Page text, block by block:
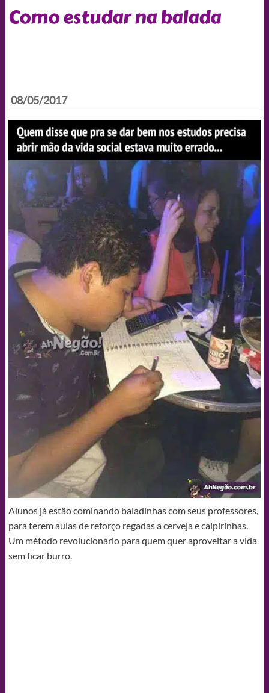
Como estudar na balada
08/05/2017
Alunos já estão cominando baladinhas com seus professores,
para terem aulas de reforço regadas a cerveja e caipirinhas.
Um método revolucionário para quem quer aproveitar a vida
sem ficar burro.